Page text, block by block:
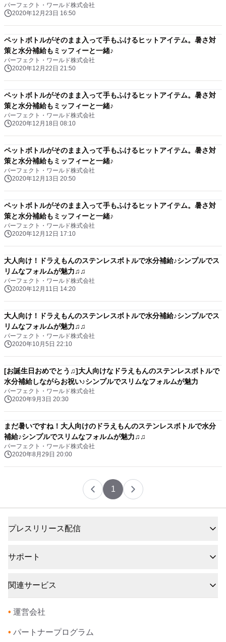
パーフェクト・ワールド株式会社
2020年12月23日 16:50
ペットボトルがそのまま入って手もふけるヒットアイテム。暑さ対
策と水分補給もミッフィーと一緒♪
パーフェクト・ワールド株式会社
2020年12月22日 21:50
ペットボトルがそのまま入って手もふけるヒットアイテム。暑さ対
策と水分補給もミッフィーと一緒♪
パーフェクト・ワールド株式会社
2020年12月18日 08:10
ペットボトルがそのまま入って手もふけるヒットアイテム。暑さ対
策と水分補給もミッフィーと一緒♪
パーフェクト・ワールド株式会社
2020年12月13日 20:50
ペットボトルがそのまま入って手もふけるヒットアイテム。暑さ対
策と水分補給もミッフィーと一緒♪
パーフェクト・ワールド株式会社
2020年12月12日 17:10
大人向け！ドラえもんのステンレスボトルで水分補給♪シンプルでス
リムなフォルムが魅力♫♫
パーフェクト・ワールド株式会社
2020年12月11日 14:20
大人向け！ドラえもんのステンレスボトルで水分補給♪シンプルでス
リムなフォルムが魅力♫♫
パーフェクト・ワールド株式会社
2020年10月5日 22:10
[お誕生日おめでとう♫]大人向けなドラえもんのステンレスボトルで
水分補給しながらお祝い♪シンプルでスリムなフォルムが魅力
パーフェクト・ワールド株式会社
2020年9月3日 20:30
まだ暑いですね！大人向けのドラえもんのステンレスボトルで水分
補給♪シンプルでスリムなフォルムが魅力♫♫
パーフェクト・ワールド株式会社
2020年8月29日 20:00
1
プレスリリース配信
サポート
関連サービス
• 運営会社
• パートナープログラム